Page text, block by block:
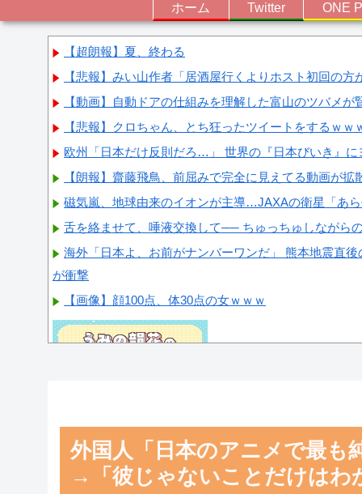
ホーム Twitter ONE
【超朗報】夏、終わる
【悲報】みい山作者「居酒屋行くよりホスト初回の
【動画】自動ドアの仕組みを理解した富山のツバメが
【悲報】クロちゃん、とち狂ったツイートをするｗｗ
欧州「日本だけ反則だろ…」 世界の『日本びいき』
【朗報】齋藤飛鳥、前屈みで完全に見えてる動画が
磁気嵐、地球由来のイオンが主導…JAXAの衛星「あ
舌を絡ませて、唾液交換して── ちゅっちゅしながら
海外「日本よ、お前がナンバーワンだ」 熊本地震直
が衝撃
【画像】顔100点、体30点の女ｗｗｗ
外国人「日本のアニメで最も
→「彼じゃないことだけはわ